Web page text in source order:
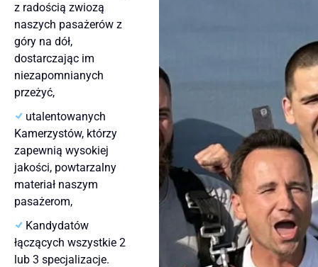
z radością zwiozą
naszych pasażerów z
góry na dół,
dostarczając im
niezapomnianych
przeżyć,
utalentowanych
Kamerzystów, którzy
zapewnią wysokiej
jakości, powtarzalny
materiał naszym
pasażerom,
Kandydatów
łączących wszystkie 2
lub 3 specjalizacje.